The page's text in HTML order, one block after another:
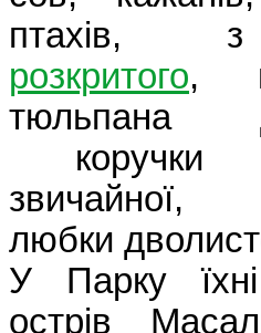
птахів,
розкритого,
тюльпана
коручки
звичайної,
любки
У Парку
острів